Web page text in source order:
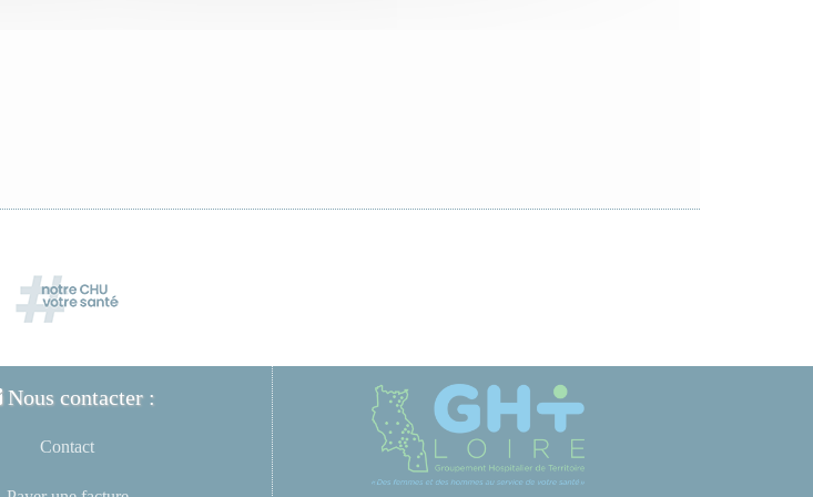
Nous contacter :
Contact